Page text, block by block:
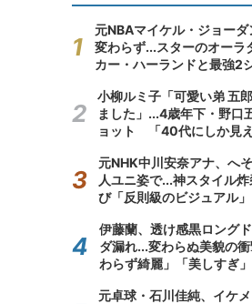
元NBAマイケル・ジョー
変わらず...スターのオー
カー・ハーランドと最強2
小柳ルミ子「可愛い弟 五
ました」...4歳年下・野口
ョット 「40代にしか見え
元NHK中川安奈アナ、へ
人ユニ姿で...神スタイル
び「反則級のビジュアル」
伊藤蘭、透け感黒ロング
ダ漏れ...変わらぬ美貌の
わらず綺麗」「美しすぎ」
元卓球・石川佳純、イケ